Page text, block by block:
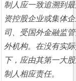
制人应一致追溯到
资控股企业或集体
司、受国外金融监
外机构。在没有实
下，应由其第一大
制人相应责任。